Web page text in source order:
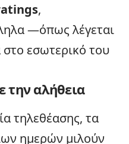
,
—όπως λέγεται
εσωτερικό του
την αλήθεια
τηλεθέασης, τα
ημερών μιλούν